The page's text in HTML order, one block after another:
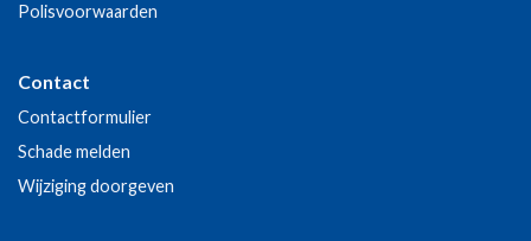
Polisvoorwaarden
Contact
Contactformulier
Schade melden
Wijziging doorgeven